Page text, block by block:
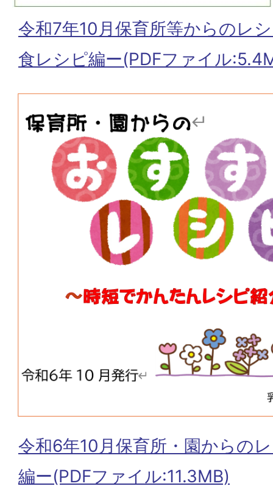
令和7年10月保育所等からのレ
食レシピ編ー(PDFファイル
令和6年10月保育所・園からの
編ー(PDFファイル:11.3MB)